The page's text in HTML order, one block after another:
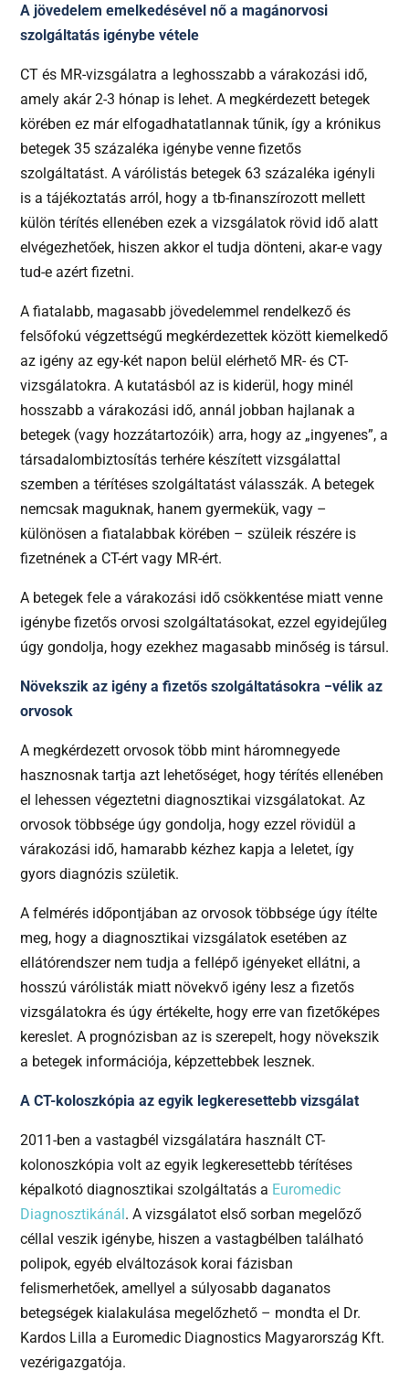
A jövedelem emelkedésével nő a magánorvosi
szolgáltatás igénybe vétele
CT és MR-vizsgálatra a leghosszabb a várakozási idő,
amely akár 2-3 hónap is lehet. A megkérdezett betegek
körében ez már elfogadhatatlannak tűnik, így a krónikus
betegek 35 százaléka igénybe venne fizetős
szolgáltatást. A várólistás betegek 63 százaléka igényli
is a tájékoztatás arról, hogy a tb-finanszírozott mellett
külön térítés ellenében ezek a vizsgálatok rövid idő alatt
elvégezhetőek, hiszen akkor el tudja dönteni, akar-e vagy
tud-e azért fizetni.
A fiatalabb, magasabb jövedelemmel rendelkező és
felsőfokú végzettségű megkérdezettek között kiemelkedő
az igény az egy-két napon belül elérhető MR- és CT-
vizsgálatokra. A kutatásból az is kiderül, hogy minél
hosszabb a várakozási idő, annál jobban hajlanak a
betegek (vagy hozzátartozóik) arra, hogy az „ingyenes”, a
társadalombiztosítás terhére készített vizsgálattal
szemben a térítéses szolgáltatást válasszák. A betegek
nemcsak maguknak, hanem gyermekük, vagy –
különösen a fiatalabbak körében – szüleik részére is
fizetnének a CT-ért vagy MR-ért.
A betegek fele a várakozási idő csökkentése miatt venne
igénybe fizetős orvosi szolgáltatásokat, ezzel egyidejűleg
úgy gondolja, hogy ezekhez magasabb minőség is társul.
Növekszik az igény a fizetős szolgáltatásokra −vélik az
orvosok
A megkérdezett orvosok több mint háromnegyede
hasznosnak tartja azt lehetőséget, hogy térítés ellenében
el lehessen végeztetni diagnosztikai vizsgálatokat. Az
orvosok többsége úgy gondolja, hogy ezzel rövidül a
várakozási idő, hamarabb kézhez kapja a leletet, így
gyors diagnózis születik.
A felmérés időpontjában az orvosok többsége úgy ítélte
meg, hogy a diagnosztikai vizsgálatok esetében az
ellátórendszer nem tudja a fellépő igényeket ellátni, a
hosszú várólisták miatt növekvő igény lesz a fizetős
vizsgálatokra és úgy értékelte, hogy erre van fizetőképes
kereslet. A prognózisban az is szerepelt, hogy növekszik
a betegek információja, képzettebbek lesznek.
A CT-koloszkópia az egyik legkeresettebb vizsgálat
2011-ben a vastagbél vizsgálatára használt CT-
kolonoszkópia volt az egyik legkeresettebb térítéses
képalkotó diagnosztikai szolgáltatás a Euromedic
Diagnosztikánál. A vizsgálatot első sorban megelőző
céllal veszik igénybe, hiszen a vastagbélben található
polipok, egyéb elváltozások korai fázisban
felismerhetőek, amellyel a súlyosabb daganatos
betegségek kialakulása megelőzhető – mondta el Dr.
Kardos Lilla a Euromedic Diagnostics Magyarország Kft.
vezérigazgatója.